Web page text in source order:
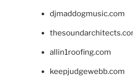
djmaddogmusic.com
allin1roofing.com
keepjudgewebb.com